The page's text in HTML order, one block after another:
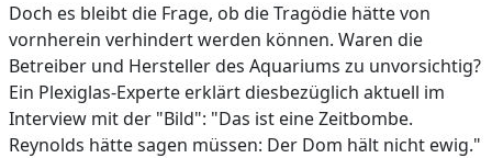
Doch es bleibt die Frage, ob die Tragödie hätte von
vornherein verhindert werden können. Waren die
Betreiber und Hersteller des Aquariums zu unvorsichtig?
Ein Plexiglas-Experte erklärt diesbezüglich aktuell im
Interview mit der "Bild": "Das ist eine Zeitbombe.
Reynolds hätte sagen müssen: Der Dom hält nicht ewig."